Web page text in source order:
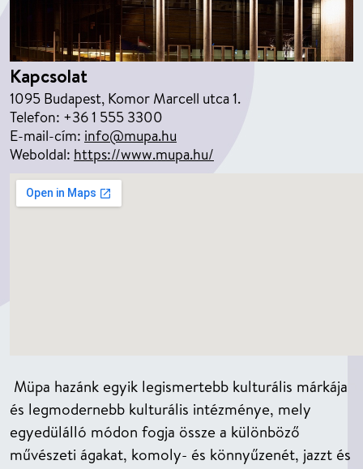
Kapcsolat
1095 Budapest, Komor Marcell utca 1.
Telefon: +36 1 555 3300
E-mail-cím: info@mupa.hu
Weboldal: https://www.mupa.hu/
Müpa hazánk egyik legismertebb kulturális márkája
és legmodernebb kulturális intézménye, mely
egyedülálló módon fogja össze a különböző
művészeti ágakat, komoly- és könnyűzenét, jazzt és